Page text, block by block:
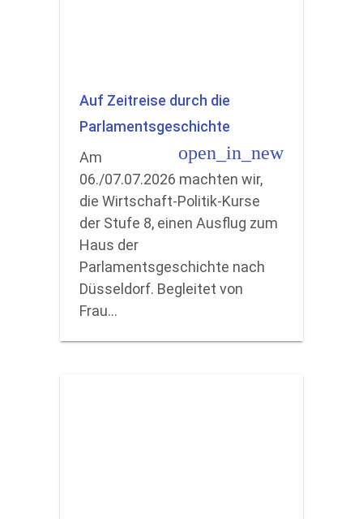
Auf Zeitreise durch die
Parlamentsgeschichte
open_in_new
Am
06./07.07.2026 machten wir,
die Wirtschaft-Politik-Kurse
der Stufe 8, einen Ausflug zum
Haus der
Parlamentsgeschichte nach
Düsseldorf. Begleitet von
Frau…